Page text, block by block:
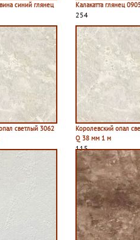
синий глянец
Калакатта глянец
254
светлый 3062
Королевский опал
Q 38 мм 1 м
115